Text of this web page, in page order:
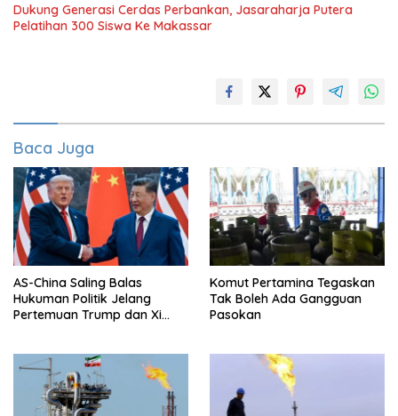
Dukung Generasi Cerdas Perbankan, Jasaraharja Putera
Pelatihan 300 Siswa Ke Makassar
Baca Juga
AS-China Saling Balas
Hukuman Politik Jelang
Pertemuan Trump dan Xi
Komut Pertamina Tegaskan
Tak Boleh Ada Gangguan
Pasokan